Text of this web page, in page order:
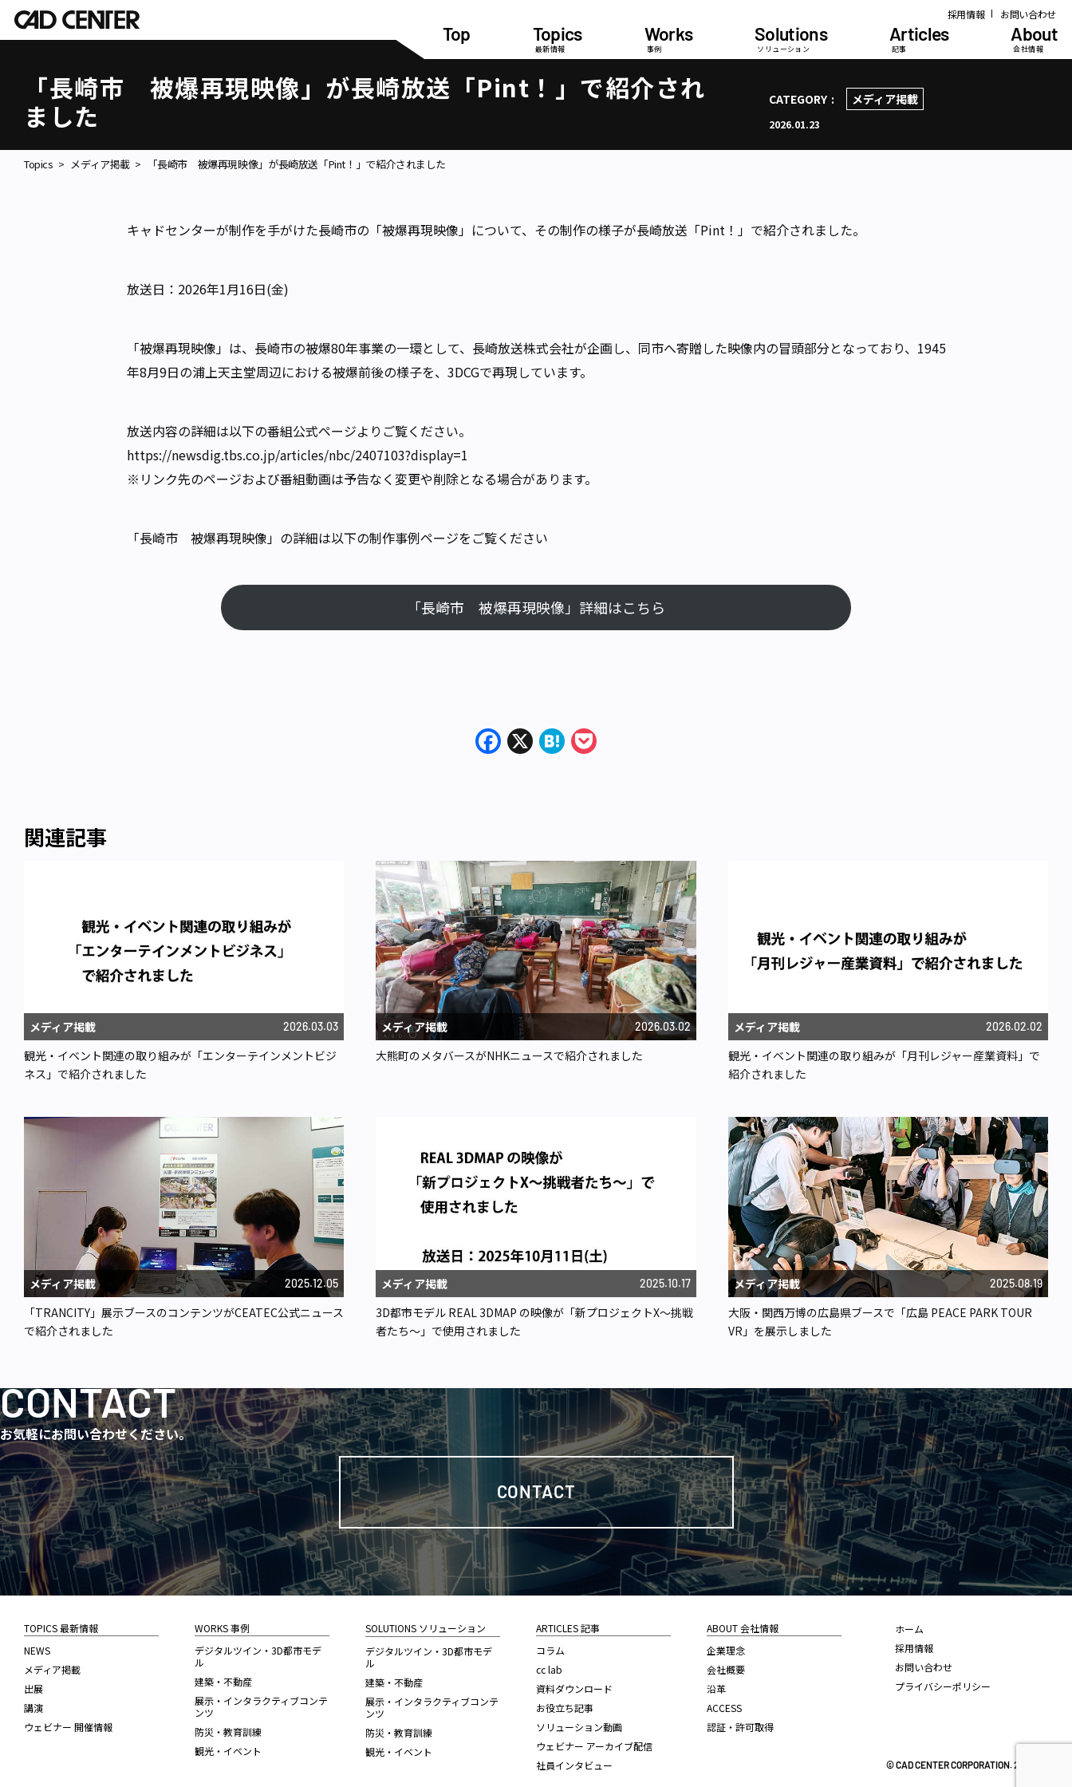
採用情報 お問い合わせ
Top Topics
最新情報
Works
事例
Solutions
ソリューション
Articles
記事
About
会社情報
「長崎市 被爆再現映像」が長崎放送「Pint！」で紹介され
ました
CATEGORY メディア掲載
2026.01.23
Topics メディア掲載 「長崎市 被爆再現映像」が長崎放送「Pint！」で紹介されました
キャドセンターが制作を手がけた長崎市の「被爆再現映像」について、その制作の様子が長崎放送「Pint！」で紹介されました。
放送日：2026年1月16日(金)
「被爆再現映像」は、長崎市の被爆80年事業の一環として、長崎放送株式会社が企画し、同市へ寄贈した映像内の冒頭部分となっており、1945
年8月9日の浦上天主堂周辺における被爆前後の様子を、3DCGで再現しています。
放送内容の詳細は以下の番組公式ページよりご覧ください。
https://newsdig.tbs.co.jp/articles/nbc/2407103?display=1
※リンク先のページおよび番組動画は予告なく変更や削除となる場合があります。
「長崎市 被爆再現映像」の詳細は以下の制作事例ページをご覧ください
「長崎市 被爆再現映像」詳細はこちら
Facebook
X Hatena
関連記事
メディア掲載 2026.03.03
観光・イベント関連の取り組みが「エンターテインメントビジ
ネス」で紹介されました
メディア掲載 2026.03.02
大熊町のメタバースがNHKニュースで紹介されました
メディア掲載 2026.02.02
観光・イベント関連の取り組みが「月刊レジャー産業資料」で
紹介されました
メディア掲載 2025.12.05
「TRANCITY」展示ブースのコンテンツがCEATEC公式ニュース
で紹介されました
メディア掲載 2025.10.17
3D都市モデル REAL 3DMAP の映像が「新プロジェクトX〜挑戦
者たち〜」で使用されました
メディア掲載 2025.08.19
大阪・関西万博の広島県ブースで「広島 PEACE PARK TOUR
VR」を展示しました
CONTACT
お気軽にお問い合わせください。
CONTACT
TOPICS 最新情報
NEWS
メディア掲載
出展
講演
ウェビナー 開催情報
WORKS 事例
デジタルツイン・3D都市モデ
ル
建築・不動産
展示・インタラクティブコンテ
ンツ
防災・教育訓練
観光・イベント
SOLUTIONS ソリューション
デジタルツイン・3D都市モデ
ル
建築・不動産
展示・インタラクティブコンテ
ンツ
防災・教育訓練
観光・イベント
ARTICLES 記事
コラム
cc lab
資料ダウンロード
お役立ち記事
ソリューション動画
ウェビナー アーカイブ配信
社員インタビュー
ABOUT 会社情報
企業理念
会社概要
沿革
ACCESS
認証・許可取得
ホーム
採用情報
お問い合わせ
プライバシーポリシー
© CAD CENTER CORPORATION. 2022